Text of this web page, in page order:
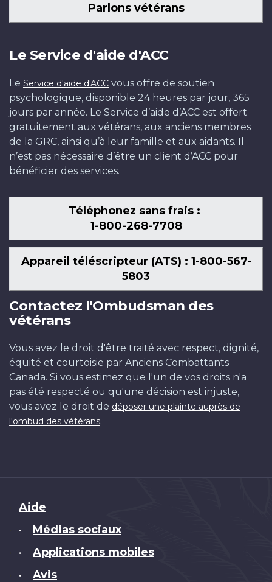
Parlons vétérans
Le Service d'aide d'ACC
Le Service d'aide d'ACC vous offre de soutien
psychologique, disponible 24 heures par jour, 365
jours par année. Le Service d’aide d’ACC est offert
gratuitement aux vétérans, aux anciens membres
de la GRC, ainsi qu’à leur famille et aux aidants. Il
n’est pas nécessaire d’être un client d’ACC pour
bénéficier des services.
Téléphonez sans frais :
1-800-268-7708
Appareil téléscripteur (ATS) : 1-800-567-
5803
Contactez l'Ombudsman des
vétérans
Vous avez le droit d'être traité avec respect, dignité,
équité et courtoisie par Anciens Combattants
Canada. Si vous estimez que l'un de vos droits n'a
pas été respecté ou qu'une décision est injuste,
vous avez le droit de déposer une plainte auprès de
l'ombud des vétérans.
Brand
Aide
• Médias sociaux
• Applications mobiles
• Avis